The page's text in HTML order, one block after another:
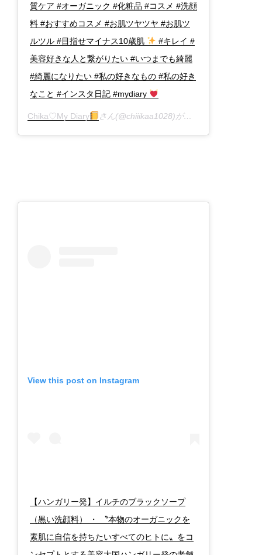
質ケア #オーガニック #化粧品 #コスメ #洗顔
料 #おすすめコスメ #お肌ツヤツヤ #お肌ツ
ルツル #目指せマイナス10歳肌
#キレイ #
美容好きな人と繋がりたい #いつまでも綺麗
#綺麗になりたい #私の好きなもの #私の好き
なこと #インスタ日記 #mydiary
Chika♡My Diary さん(@chiiikaa1028)がシェアした投稿 –
View this post on Instagram
【ハンガリー発】イルチのブラックソープ
（黒い洗顔料） ・ 〝本物のオーガニックを
素肌に自信を持ちたいすべてのヒトに〟をコ